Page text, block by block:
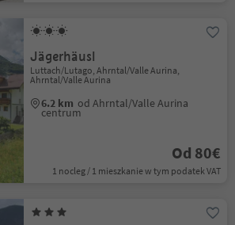
Jägerhäusl
Luttach/Lutago, Ahrntal/Valle Aurina,
Ahrntal/Valle Aurina
6.2 km od Ahrntal/Valle Aurina
centrum
Od 80€
1 nocleg / 1 mieszkanie w tym podatek VAT